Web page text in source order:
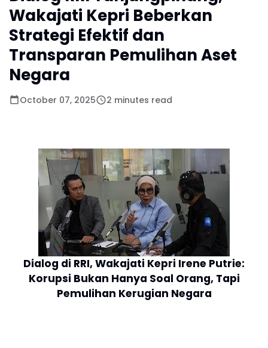
Wakajati Kepri Beberkan
Strategi Efektif dan
Transparan Pemulihan Aset
Negara
October 07, 2025 2 minutes read
Dialog di RRI, Wakajati Kepri Irene Putrie:
Korupsi Bukan Hanya Soal Orang, Tapi
Pemulihan Kerugian Negara